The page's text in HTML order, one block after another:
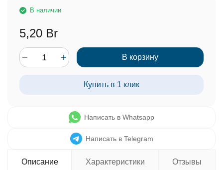
В наличии
5,20 Br
В корзину
Купить в 1 клик
Написать в Whatsapp
Написать в Telegram
Описание Характеристики Отзывы